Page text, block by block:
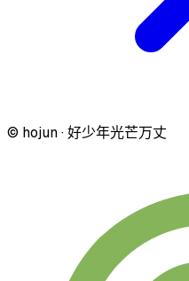
© hojun · 好少年光芒万丈